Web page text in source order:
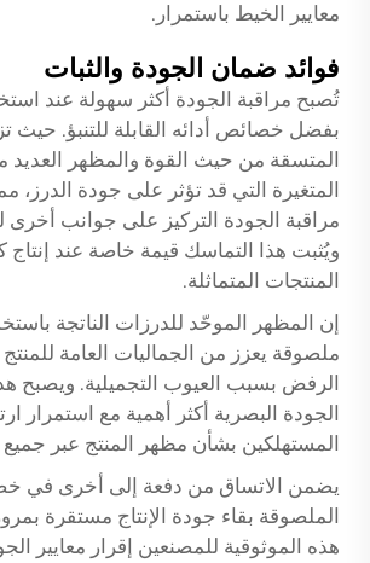
معايير الخيط باستمرار.
فوائد ضمان الجودة والثبات
تُصبح مراقبة الجودة أكثر سهولة عند
بفضل خصائص أدائه القابلة للتنبؤ. حيث
المتسقة من حيث القوة والمظهر العديد
المتغيرة التي قد تؤثر على جودة الدرز،
مراقبة الجودة التركيز على جوانب أخرى
ويُثبت هذا التماسك قيمة خاصة عند إنتاج
المنتجات المتماثلة.
إن المظهر الموحّد للدرزات الناتجة
ملصوقة يعزز من الجماليات العامة
الرفض بسبب العيوب التجميلية. ويصبح
الجودة البصرية أكثر أهمية مع استمرار
المستهلكين بشأن مظهر المنتج عبر
يضمن الاتساق من دفعة إلى أخرى في
الملصوقة بقاء جودة الإنتاج مستقرة
هذه الموثوقية للمصنعين إقرار معايير